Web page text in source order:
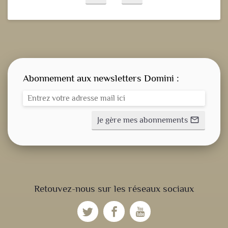
Retouvez-nous sur les réseaux sociaux
Abonnement aux newsletters Domini :
Je gère mes abonnements mail_outline